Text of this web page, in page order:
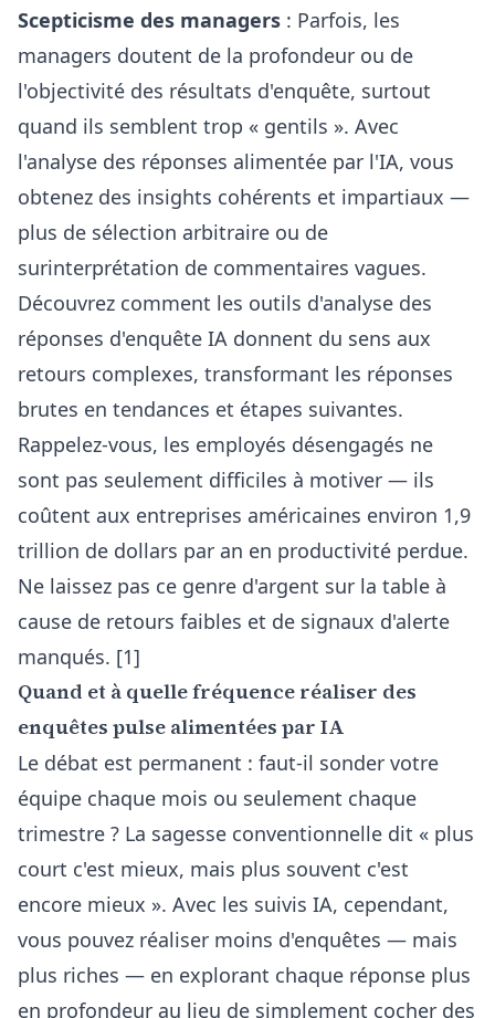
Scepticisme des managers : Parfois, les
managers doutent de la profondeur ou de
l'objectivité des résultats d'enquête, surtout
quand ils semblent trop « gentils ». Avec
l'analyse des réponses alimentée par l'IA, vous
obtenez des insights cohérents et impartiaux —
plus de sélection arbitraire ou de
surinterprétation de commentaires vagues.
Découvrez comment les outils d'analyse des
réponses d'enquête IA donnent du sens aux
retours complexes, transformant les réponses
brutes en tendances et étapes suivantes.
Rappelez-vous, les employés désengagés ne
sont pas seulement difficiles à motiver — ils
coûtent aux entreprises américaines environ 1,9
trillion de dollars par an en productivité perdue.
Ne laissez pas ce genre d'argent sur la table à
cause de retours faibles et de signaux d'alerte
manqués. [1]
Quand et à quelle fréquence réaliser des
enquêtes pulse alimentées par IA
Le débat est permanent : faut-il sonder votre
équipe chaque mois ou seulement chaque
trimestre ? La sagesse conventionnelle dit « plus
court c'est mieux, mais plus souvent c'est
encore mieux ». Avec les suivis IA, cependant,
vous pouvez réaliser moins d'enquêtes — mais
plus riches — en explorant chaque réponse plus
en profondeur au lieu de simplement cocher des